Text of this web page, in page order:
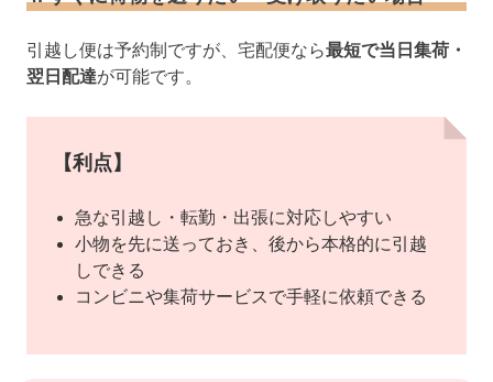
引越し便は予約制ですが、宅配便なら最短で当日集荷・
翌日配達が可能です。
【利点】
急な引越し・転勤・出張に対応しやすい
小物を先に送っておき、後から本格的に引越
しできる
コンビニや集荷サービスで手軽に依頼できる